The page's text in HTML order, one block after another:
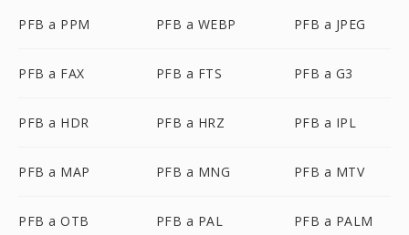
PFB a PPM PFB a WEBP PFB a JPEG
PFB a FAX PFB a FTS PFB a G3
PFB a HDR PFB a HRZ PFB a IPL
PFB a MAP PFB a MNG PFB a MTV
PFB a OTB PFB a PAL PFB a PALM